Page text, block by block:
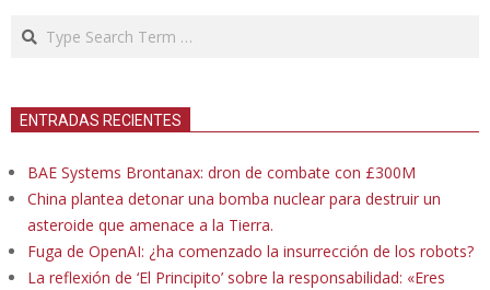
Search
ENTRADAS RECIENTES
BAE Systems Brontanax: dron de combate con £300M
China plantea detonar una bomba nuclear para destruir un
asteroide que amenace a la Tierra.
Fuga de OpenAI: ¿ha comenzado la insurrección de los robots?
La reflexión de ‘El Principito’ sobre la responsabilidad: «Eres